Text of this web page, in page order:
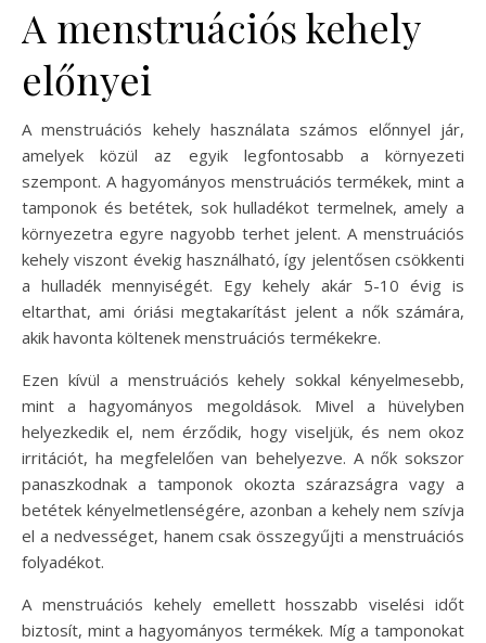
A menstruációs kehely
előnyei
A menstruációs kehely használata számos előnnyel jár,
amelyek közül az egyik legfontosabb a környezeti
szempont. A hagyományos menstruációs termékek, mint a
tamponok és betétek, sok hulladékot termelnek, amely a
környezetra egyre nagyobb terhet jelent. A menstruációs
kehely viszont évekig használható, így jelentősen csökkenti
a hulladék mennyiségét. Egy kehely akár 5-10 évig is
eltarthat, ami óriási megtakarítást jelent a nők számára,
akik havonta költenek menstruációs termékekre.
Ezen kívül a menstruációs kehely sokkal kényelmesebb,
mint a hagyományos megoldások. Mivel a hüvelyben
helyezkedik el, nem érződik, hogy viseljük, és nem okoz
irritációt, ha megfelelően van behelyezve. A nők sokszor
panaszkodnak a tamponok okozta szárazságra vagy a
betétek kényelmetlenségére, azonban a kehely nem szívja
el a nedvességet, hanem csak összegyűjti a menstruációs
folyadékot.
A menstruációs kehely emellett hosszabb viselési időt
biztosít, mint a hagyományos termékek. Míg a tamponokat